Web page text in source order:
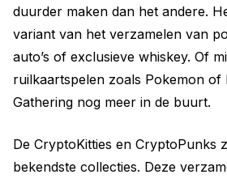
duurder maken dan het andere.
variant van het verzamelen van
auto’s of exclusieve whiskey. Of
ruilkaartspelen zoals Pokemon of
Gathering nog meer in de buurt.
De CryptoKitties en CryptoPunks
bekendste collecties. Deze